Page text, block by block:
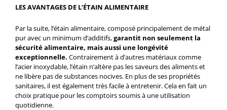
LES AVANTAGES DE L’ÉTAIN ALIMENTAIRE
Par la suite, l’étain alimentaire, composé principalement de métal
pur avec un minimum d’additifs,garantit non seulement la
sécurité alimentaire, mais aussi une longévité
exceptionnelle. Contrairement à d’autres matériaux comme
l’acier inoxydable, l’étain n’altère pas les saveurs des aliments et
ne libère pas de substances nocives. En plus de ses propriétés
sanitaires, il est également très facile à entretenir. Cela en fait un
choix pratique pour les comptoirs soumis à une utilisation
quotidienne.